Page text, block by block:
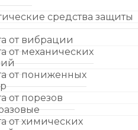
средства защиты
от вибрации
от механических
от пониженных
от порезов
от химических